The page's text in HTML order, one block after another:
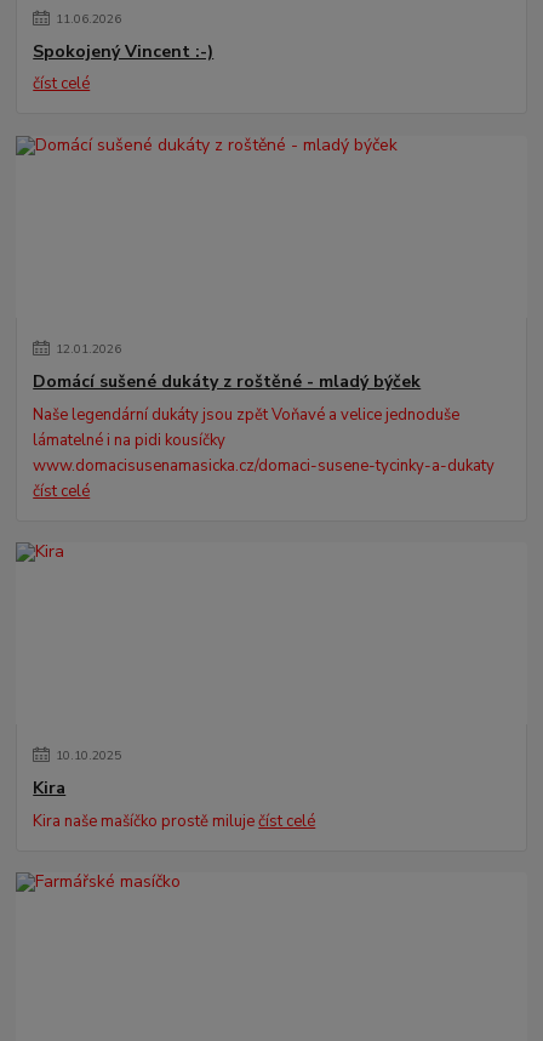
11.06.2026
Spokojený Vincent :-)
číst celé
12.01.2026
Domácí sušené dukáty z roštěné - mladý býček
Naše legendární dukáty jsou zpět Voňavé a velice jednoduše
lámatelné i na pidi kousíčky
www.domacisusenamasicka.cz/domaci-susene-tycinky-a-dukaty
číst celé
10.10.2025
Kira
Kira naše mašíčko prostě miluječíst celé